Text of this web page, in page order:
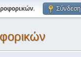
. Σύνδεση